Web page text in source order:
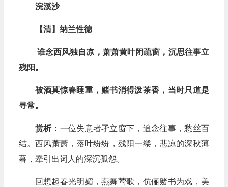
浣溪沙
【清】纳兰性德
谁念西风独自凉，萧萧黄叶闭疏窗，沉思往事立
残阳。
被酒莫惊春睡重，赌书消得泼茶香，当时只道是
寻常。
赏析： 一位失意者孑立窗下，追念往事，愁丝百
结。西风萧萧，落叶纷纷，残阳一缕，悲凉的深秋薄
暮，牵引出词人的深沉孤怨。
回想起春光明媚，燕舞莺歌，伉俪赌书为戏，美